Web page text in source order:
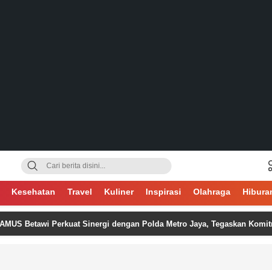
Kesehatan Travel Kuliner Inspirasi Olahraga
Perkuat Sinergi dengan Polda Metro Jaya, Tegaskan Komitmen